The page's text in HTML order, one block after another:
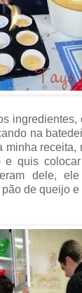
ingredientes,
na
minha receita,
e quis
dele,
de queijo